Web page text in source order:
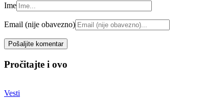
Ime
Email (nije obavezno)
Pročitajte i ovo
Vesti